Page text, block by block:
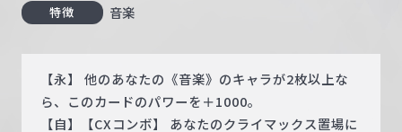
特徴 音楽
【永】 他のあなたの《音楽》のキャラが2枚以上な
ら、このカードのパワーを＋1000。
【自】【CXコンボ】 あなたのクライマックス置場に